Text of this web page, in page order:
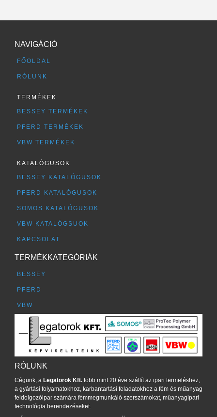
NAVIGÁCIÓ
FŐOLDAL
RÓLUNK
TERMÉKEK
BESSEY TERMÉKEK
PFERD TERMÉKEK
VBW TERMÉKEK
KATALÓGUSOK
BESSEY KATALÓGUSOK
PFERD KATALÓGUSOK
SOMOS KATALÓGUSOK
VBW KATALÓGSUOK
KAPCSOLAT
TERMÉKKATEGÓRIÁK
BESSEY
PFERD
VBW
RÓLUNK
Cégünk, a Legatorok Kft. több mint 20 éve szállít az ipari termeléshez,
a gyártási folyamatokhoz, karbantartási feladatokhoz a fém és műanyag
feldolgozóipar számára fémmegmunkáló szerszámokat, műanyagipari
technológia berendezéseket.